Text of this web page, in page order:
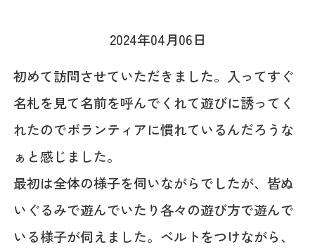
2024年04月06日
初めて訪問させていただきました。入ってすぐ
名札を見て名前を呼んでくれて遊びに誘ってく
れたのでボランティアに慣れているんだろうな
ぁと感じました。
最初は全体の様子を伺いながらでしたが、皆ぬ
いぐるみで遊んでいたり各々の遊び方で遊んで
いる様子が伺えました。ベルトをつけながら、